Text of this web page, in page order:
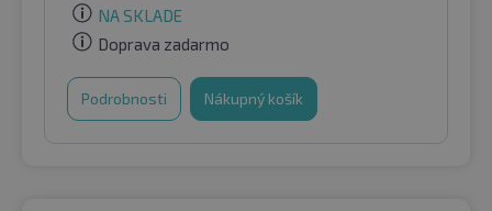
NA SKLADE
Doprava zadarmo
Podrobnosti Nákupný košík